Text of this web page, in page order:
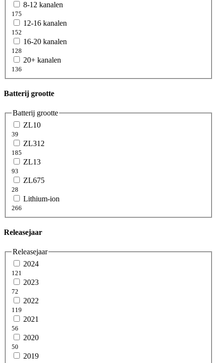
8-12 kanalen
175
12-16 kanalen
152
16-20 kanalen
128
20+ kanalen
136
Batterij grootte
Batterij grootte
ZL10
39
ZL312
185
ZL13
93
ZL675
28
Lithium-ion
266
Releasejaar
Releasejaar
2024
121
2023
72
2022
119
2021
56
2020
50
2019